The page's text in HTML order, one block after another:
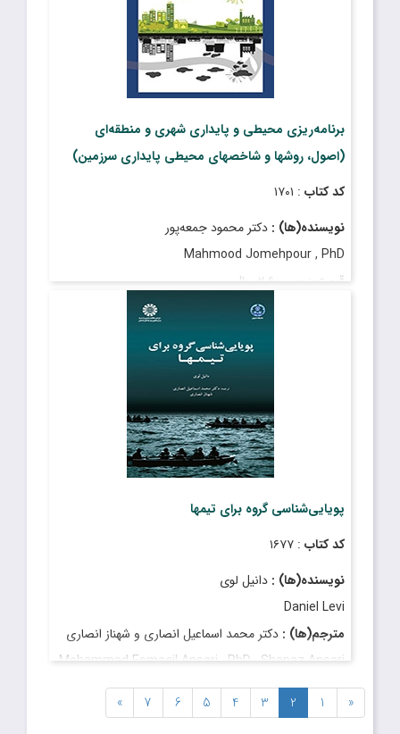
برنامه‌ریزی محیطی و پایداری شهری و منطقه‌ای
(اصول، روشها و شاخصهای محیطی پایداری سرزمین)
کد کتاب : ۱۷۰۱
نویسنده(ها) : دکتر محمود جمعه‌پور
Mahmood Jomehpour , PhD
قیمت: ۲٬۶۰۰٬۰۰۰ ریال
: دی ۱۴۰۱
پویایی‌شناسی گروه برای تیمها
کد کتاب : ۱۶۷۷
نویسنده(ها) : دانیل لوی
Daniel Levi
مترجم(ها) : دکتر محمد اسماعیل انصاری و شهناز انصاری
Mohammad Esmaeil Ansari , PhD , Shanaz Ansari
قیمت: ۱۰۵٬۰۰۰ ریال
تاریخ انتشار: فروردین ۱۳۹۲
«
1
2
3
4
5
6
7
»